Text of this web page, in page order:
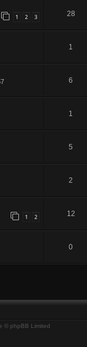
1 2 3 28
1
6
1
5
2
1 2 12
0
© phpBB Limited